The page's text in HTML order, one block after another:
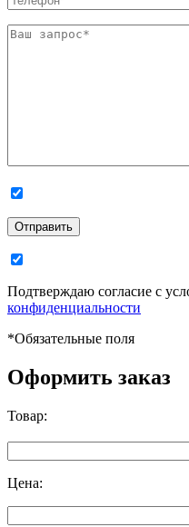
Отправить
Подтверждаю согласие с
конфиденциальности
*Обязательные поля
Оформить заказ
Товар:
Цена: